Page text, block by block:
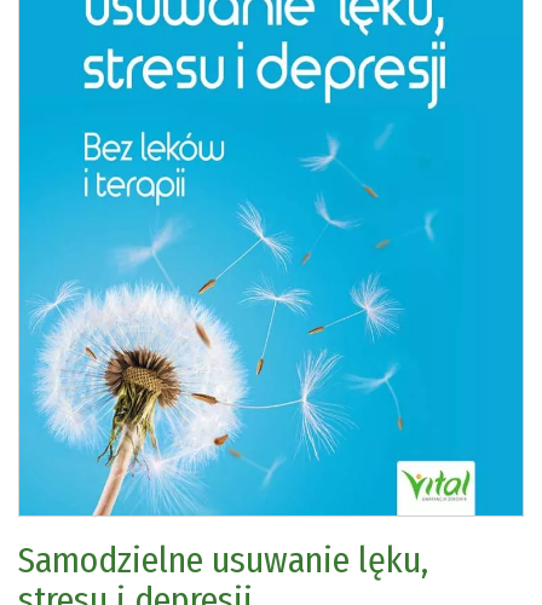
Samodzielne usuwanie lęku,